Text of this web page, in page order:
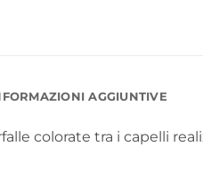
AGGIUNTIVE
colorate tra i capelli